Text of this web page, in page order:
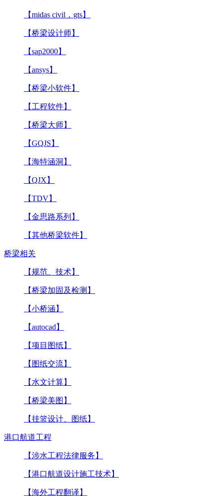
【midas civil，gts】
【桥梁设计师】
【sap2000】
【ansys】
【桥梁小软件】
【工程软件】
【桥梁大师】
【GQJS】
【海特涵洞】
【QJX】
【TDV】
【金思路系列】
【其他桥梁软件】
桥梁相关
【规范、技术】
【桥梁加固及检测】
【小桥涵】
【autocad】
【项目图纸】
【图纸交流】
【水文计算】
【桥梁美图】
【挂篮设计、图纸】
港口航道工程
【涉水工程法律服务】
【港口航道设计施工技术】
【海外工程翻译】